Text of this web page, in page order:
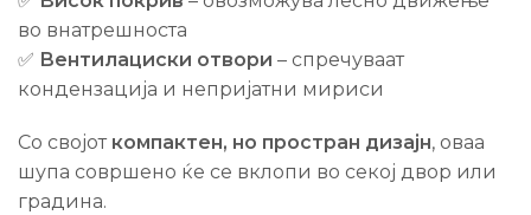
во внатрешноста
✅ Вентилациски отвори – спречуваат
кондензација и непријатни мириси
Со својот компактен, но простран дизајн, оваа
шупа совршено ќе се вклопи во секој двор или
градина.